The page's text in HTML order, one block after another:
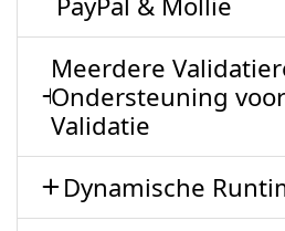
Meerdere
Ondersteuning
Validatie
Dynamische